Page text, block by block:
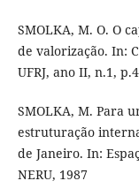
SMOLKA, M. O. O
de valorização. In:
UFRJ, ano II, n.1,
SMOLKA, M. Para
estruturação
de Janeiro. In:
NERU, 1987